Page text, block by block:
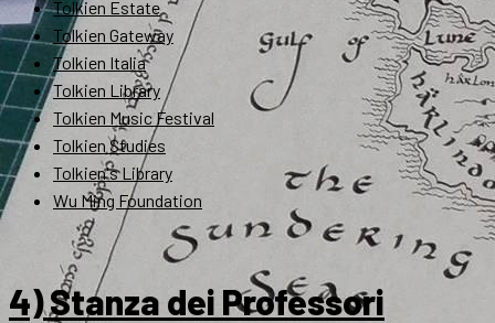
Tolkien Estate
Tolkien Gateway
Tolkien Italia
Tolkien Library
Tolkien Music Festival
Tolkien Studies
Tolkien's Library
Wu Ming Foundation
4) Stanza dei Professori